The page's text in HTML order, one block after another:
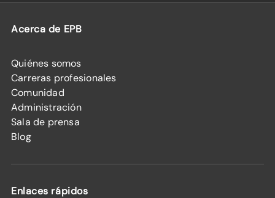
Acerca de EPB
Quiénes somos
Carreras profesionales
Comunidad
Administración
Sala de prensa
Blog
Enlaces rápidos